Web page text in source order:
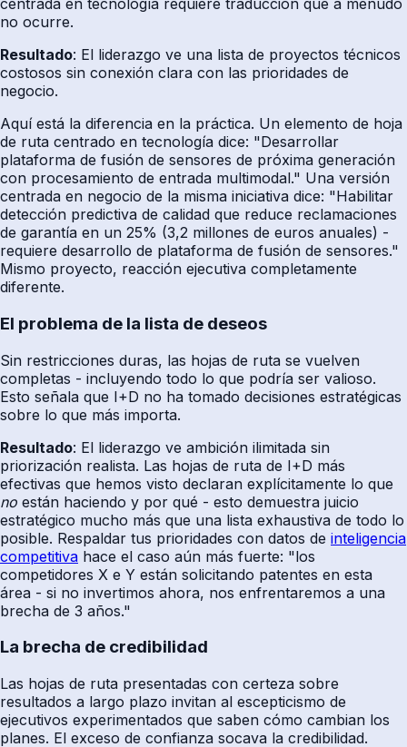
centrada en tecnología requiere traducción que a menudo
no ocurre.
Resultado: El liderazgo ve una lista de proyectos técnicos
costosos sin conexión clara con las prioridades de
negocio.
Aquí está la diferencia en la práctica. Un elemento de hoja
de ruta centrado en tecnología dice: "Desarrollar
plataforma de fusión de sensores de próxima generación
con procesamiento de entrada multimodal." Una versión
centrada en negocio de la misma iniciativa dice: "Habilitar
detección predictiva de calidad que reduce reclamaciones
de garantía en un 25% (3,2 millones de euros anuales) -
requiere desarrollo de plataforma de fusión de sensores."
Mismo proyecto, reacción ejecutiva completamente
diferente.
El problema de la lista de deseos
Sin restricciones duras, las hojas de ruta se vuelven
completas - incluyendo todo lo que podría ser valioso.
Esto señala que I+D no ha tomado decisiones estratégicas
sobre lo que más importa.
Resultado: El liderazgo ve ambición ilimitada sin
priorización realista. Las hojas de ruta de I+D más
efectivas que hemos visto declaran explícitamente lo que
no están haciendo y por qué - esto demuestra juicio
estratégico mucho más que una lista exhaustiva de todo lo
posible. Respaldar tus prioridades con datos de inteligencia
competitiva hace el caso aún más fuerte: "los
competidores X e Y están solicitando patentes en esta
área - si no invertimos ahora, nos enfrentaremos a una
brecha de 3 años."
La brecha de credibilidad
Las hojas de ruta presentadas con certeza sobre
resultados a largo plazo invitan al escepticismo de
ejecutivos experimentados que saben cómo cambian los
planes. El exceso de confianza socava la credibilidad.